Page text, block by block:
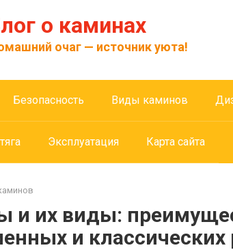
о каминах
очаг — источник уюта!
Безопасность Виды каминов
Эксплуатация Карта сайта
и их виды:
и